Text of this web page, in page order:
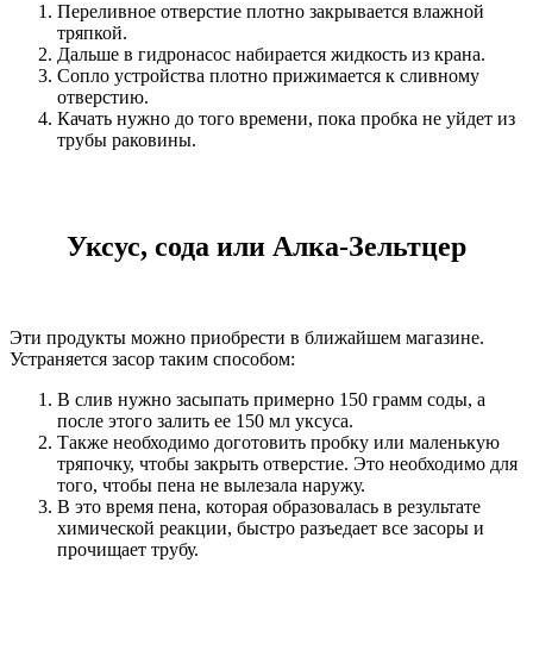
Переливное отверстие плотно закрывается влажной
тряпкой.
Дальше в гидронасос набирается жидкость из крана.
Сопло устройства плотно прижимается к сливному
отверстию.
Качать нужно до того времени, пока пробка не уйдет из
трубы раковины.
Уксус, сода или Алка-Зельтцер
Эти продукты можно приобрести в ближайшем магазине.
Устраняется засор таким способом:
В слив нужно засыпать примерно 150 грамм соды, а
после этого залить ее 150 мл уксуса.
Также необходимо доготовить пробку или маленькую
тряпочку, чтобы закрыть отверстие. Это необходимо для
того, чтобы пена не вылезала наружу.
В это время пена, которая образовалась в результате
химической реакции, быстро разъедает все засоры и
прочищает трубу.